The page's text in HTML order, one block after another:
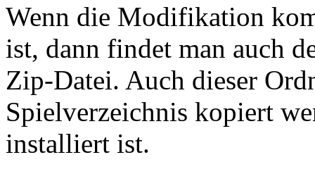
Wenn die Modifikation
ist, dann findet man auch
Zip-Datei. Auch dieser
Spielverzeichnis kopiert
installiert ist.